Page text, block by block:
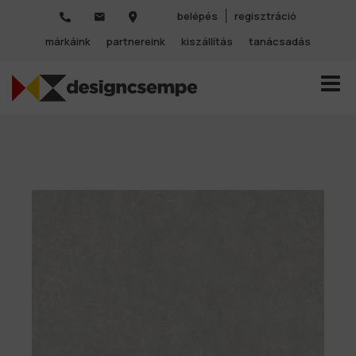
belépés
regisztráció
márkáink
partnereink kiszállítás tanácsadás